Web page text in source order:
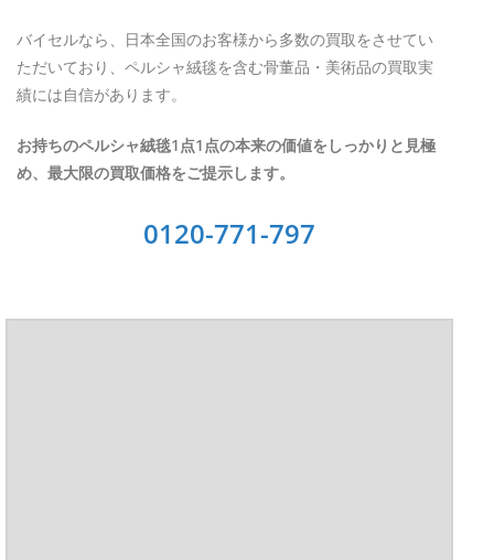
バイセルなら、日本全国のお客様から多数の買取をさせてい
ただいており、ペルシャ絨毯を含む骨董品・美術品の買取実
績には自信があります。
お持ちのペルシャ絨毯1点1点の本来の価値をしっかりと見極
め、最大限の買取価格をご提示します。
0120-771-797